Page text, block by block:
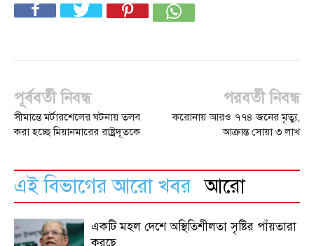
পূর্ববর্তী নিবন্ধ
সীমান্তে মর্টারশেলের ঘটনায় তলব
করা হচ্ছে মিয়ানমারের রাষ্ট্রদূতকে
পরবর্তী নিবন্ধ
করোনায় আরও ৭৭৪ জনের মৃত্যু,
আক্রান্ত সোয়া ৩ লাখ
এই বিভাগের আরো খবর আরো
একটি মহল দেশে অস্থিতিশীলতা সৃষ্টির পাঁয়তারা
করছে